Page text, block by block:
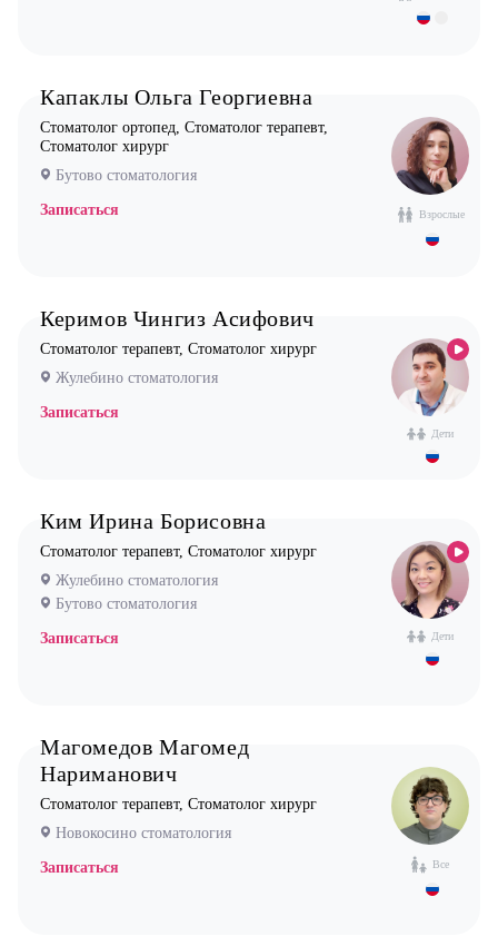
Хирург
Эндокринолог
Взрослые
Капаклы Ольга Георгиевна
Стоматолог ортопед, Стоматолог терапевт,
Стоматолог хирург
Бутово стоматология
Записаться
Дети
Керимов Чингиз Асифович
Стоматолог терапевт, Стоматолог хирург
Жулебино стоматология
Записаться
Дети
Ким Ирина Борисовна
Стоматолог терапевт, Стоматолог хирург
Жулебино стоматология
Бутово стоматология
Записаться
Все
Магомедов Магомед
Нариманович
Стоматолог терапевт, Стоматолог хирург
Новокосино стоматология
Записаться